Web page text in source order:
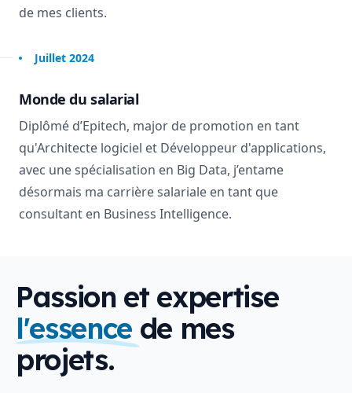
de mes clients.
Juillet 2024
Monde du salarial
Diplômé d’Epitech, major de promotion en tant
qu'Architecte logiciel et Développeur d'applications,
avec une spécialisation en Big Data, j’entame
désormais ma carrière salariale en tant que
consultant en Business Intelligence.
Passion et expertise
l'essence de mes
projets.